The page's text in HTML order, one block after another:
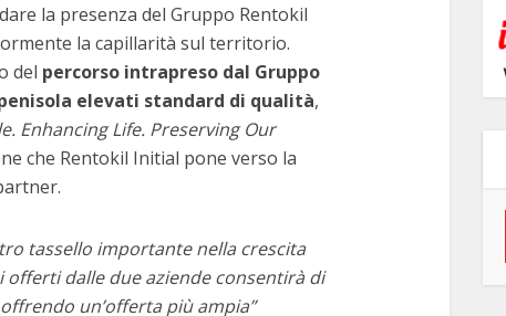
la presenza del Gruppo Rentokil
la capillarità sul territorio.
del percorso intrapreso dal Gruppo
elevati standard di qualità,
Enhancing Life. Preserving Our
che Rentokil Initial pone verso la
tassello importante nella crescita
dalle due aziende consentirà di
un’offerta più ampia”